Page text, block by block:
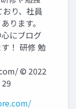
り、社員
ります。
にブログ
！ 研修 勉
© 2022